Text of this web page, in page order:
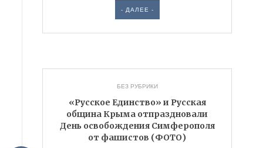
- ДАЛЕЕ -
БЕЗ РУБРИКИ
«Русское Единство» и Русская
община Крыма отпраздновали
День освобождения Симферополя
от фашистов (ФОТО)